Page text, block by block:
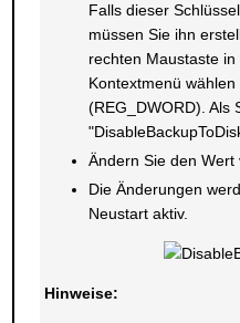
Falls dieser
müssen Sie ihn
rechten Maustaste
Kontextmenü
(REG_DWORD). Als
Ändern Sie den Wert
Die Änderungen
Neustart aktiv.
Hinweise: